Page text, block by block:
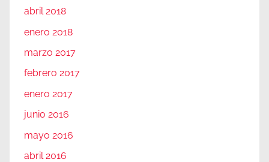
abril 2018
enero 2018
marzo 2017
febrero 2017
enero 2017
junio 2016
mayo 2016
abril 2016